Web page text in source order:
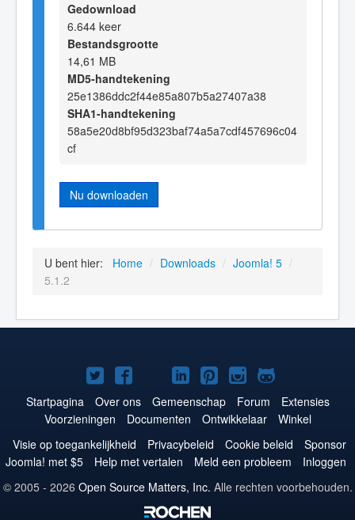
Gedownload
6.644 keer
Bestandsgrootte
14,61 MB
MD5-handtekening
25e1386ddc2f44e85a807b5a27407a38
SHA1-handtekening
58a5e20d8bf95d323baf74a5a7cdf457696c04
cf
Nu downloaden
U bent hier: Home / Downloads / Joomla! 5 /
5.1.2
Joomla!
op
Twitter
Joomla!
op
Facebook
Joomla!
op
YouTube
Joomla!
op
LinkedIn
Joomla!
op
Pinterest
Joomla!
op
Instagram
Joomla!
op
GitHub
Startpagina Over ons Gemeenschap Forum
Extensies
Voorzieningen
Documenten Ontwikkelaar
Winkel
Visie op toegankelijkheid
Privacybeleid Cookie beleid
Sponsor
Joomla! met $5
Help met vertalen Meld een probleem
Inloggen
© 2005 - 2026 Open Source Matters, Inc. Alle rechten voorbehouden.